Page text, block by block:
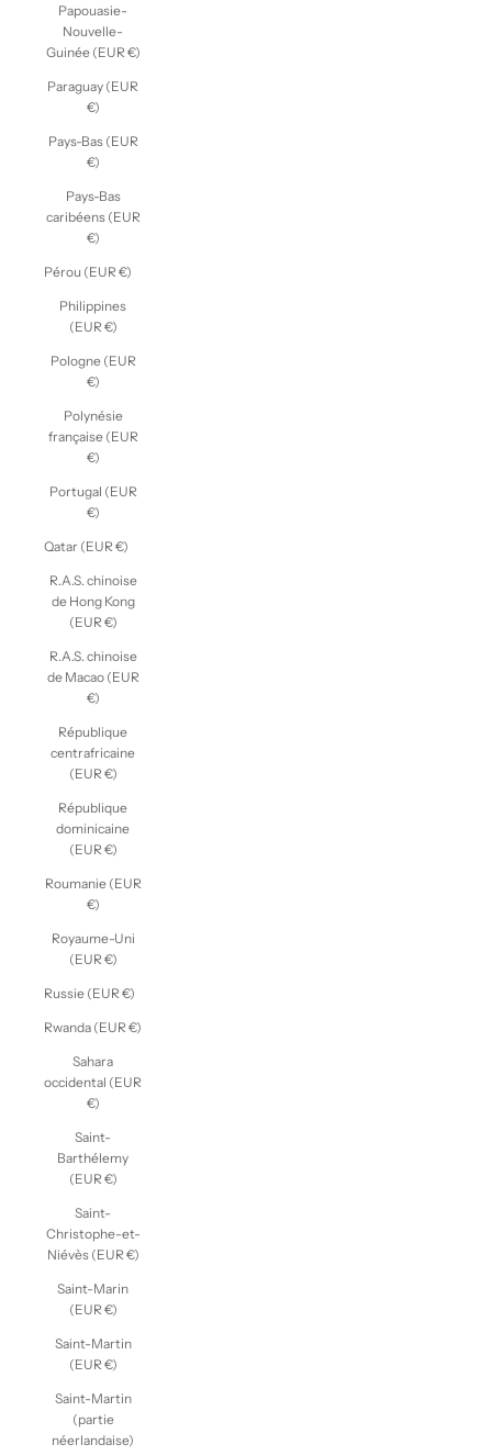
Papouasie-
Nouvelle-
Guinée (EUR €)
Paraguay (EUR
€)
Pays-Bas (EUR
€)
Pays-Bas
caribéens (EUR
€)
Pérou (EUR €)
Philippines
(EUR €)
Pologne (EUR
€)
Polynésie
française (EUR
€)
Portugal (EUR
€)
Qatar (EUR €)
R.A.S. chinoise
de Hong Kong
(EUR €)
R.A.S. chinoise
de Macao (EUR
€)
République
centrafricaine
(EUR €)
République
dominicaine
(EUR €)
Roumanie (EUR
€)
Royaume-Uni
(EUR €)
Russie (EUR €)
Rwanda (EUR €)
Sahara
occidental (EUR
€)
Saint-
Barthélemy
(EUR €)
Saint-
Christophe-et-
Niévès (EUR €)
Saint-Marin
(EUR €)
Saint-Martin
(EUR €)
Saint-Martin
(partie
néerlandaise)